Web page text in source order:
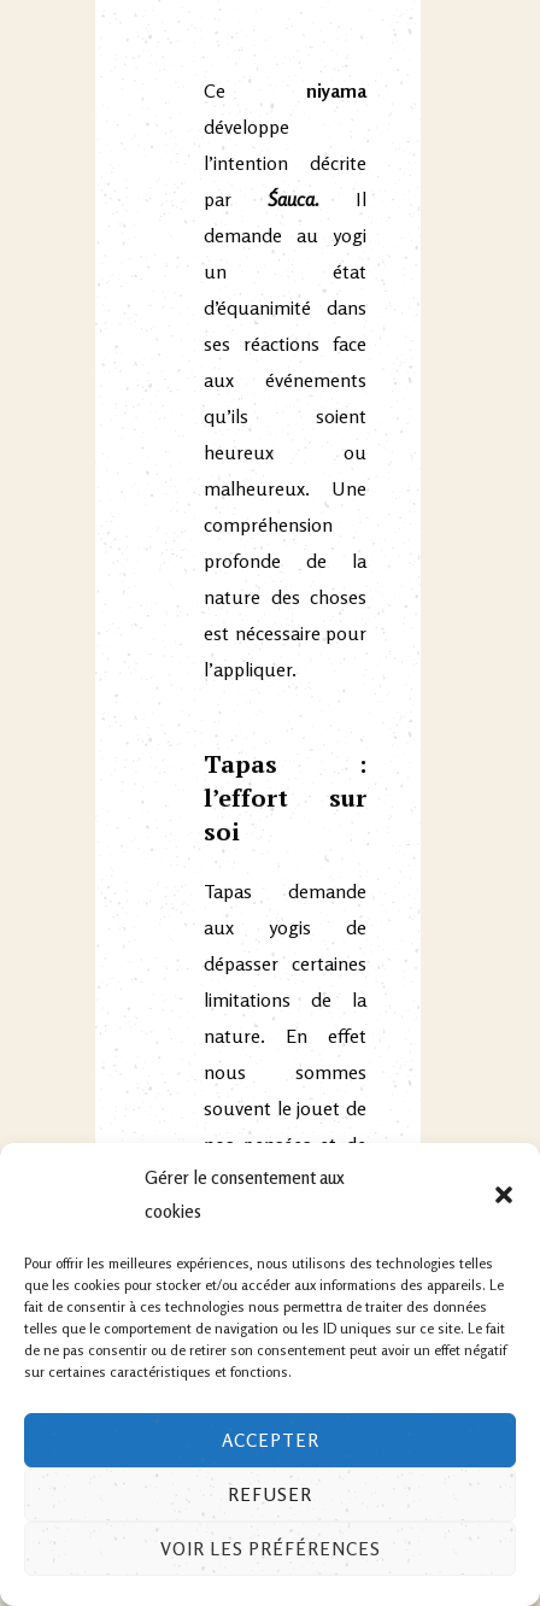
Gérer le consentement aux
cookies
Pour offrir les meilleures expériences, nous utilisons des technologies telles
que les cookies pour stocker et/ou accéder aux informations des appareils. Le
fait de consentir à ces technologies nous permettra de traiter des données
telles que le comportement de navigation ou les ID uniques sur ce site. Le fait
de ne pas consentir ou de retirer son consentement peut avoir un effet négatif
sur certaines caractéristiques et fonctions.
ACCEPTER
REFUSER
VOIR LES PRÉFÉRENCES
Ce niyama
développe
l’intention décrite
par Śauca. Il
demande au yogi
un état
d’équanimité dans
ses réactions face
aux événements
qu’ils soient
heureux ou
malheureux. Une
compréhension
profonde de la
nature des choses
est nécessaire pour
l’appliquer.
Tapas :
l’effort sur
soi
Tapas demande
aux yogis de
dépasser certaines
limitations de la
nature. En effet
nous sommes
souvent le jouet de
nos pensées et de
nos énergies du
convient de
dépasser les
moments de
fatigue et
d’allé au delà.
Svādhyāya :
l’étude des